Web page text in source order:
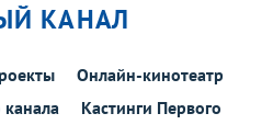
КАНАЛ
Онлайн-кинотеатр
Кастинги Первого